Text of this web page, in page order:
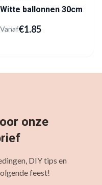
Witte ballonnen 30cm
Vanaf€1.85
onze
DIY tips en
feest!